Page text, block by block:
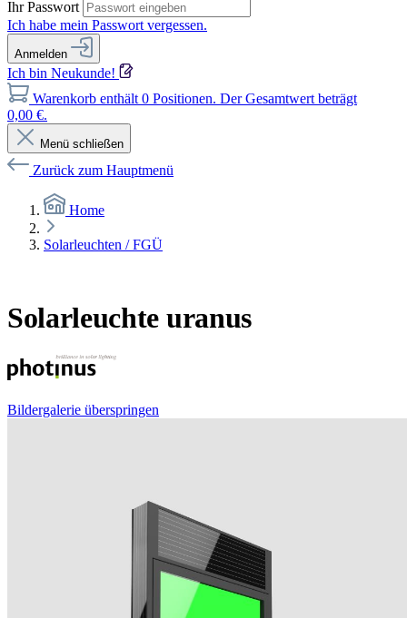
Ihr Passwort
Ich habe mein Passwort vergessen.
Anmelden
Ich bin Neukunde!
Warenkorb enthält 0 Positionen. Der Gesamtwert beträgt
0,00 €.
Menü schließen
Zurück zum Hauptmenü
Home
Solarleuchten / FGÜ
Solarleuchte uranus
Bildergalerie überspringen